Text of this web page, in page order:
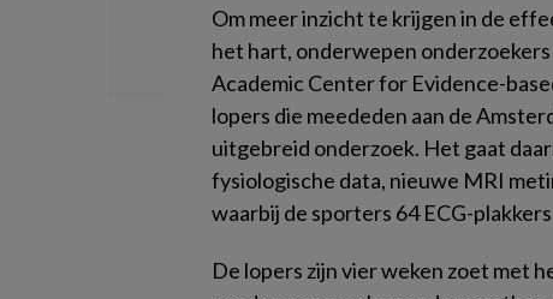
Om meer inzicht te krijgen in de
het hart, onderwepen
Academic Center for Evidence-
lopers die meededen aan de
uitgebreid onderzoek. Het gaat
fysiologische data, nieuwe MRI
waarbij de sporters 64 ECG-
De lopers zijn vier weken zoet met